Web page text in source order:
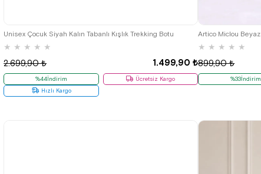
Unisex Çocuk Siyah Kalın Tabanlı Kışlık Trekking Botu
★ ★ ★ ★ ★
1.499,90 ₺
2.699,90 ₺
%44İndirim Ücretsiz Kargo
Hızlı Kargo
★ ★ ★ ★ ★
899,90 ₺
%33İndirim